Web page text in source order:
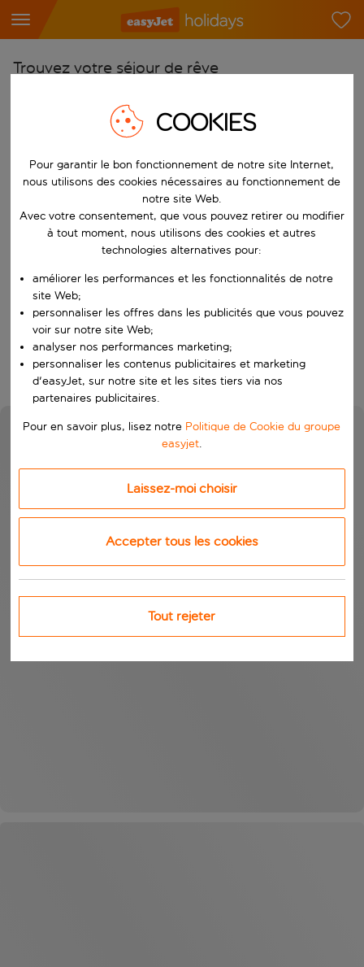
Trouvez votre séjour de rêve
Choisissez votre aéroport
Commencez à taper pour la saisie automatique. Lorsque les
Choisissez votre destination
Vers
Choisissez vos dates
Quand
Rechercher
COOKIES
Pour garantir le bon fonctionnement de notre site Internet,
nous utilisons des cookies nécessaires au fonctionnement de
notre site Web.
Avec votre consentement, que vous pouvez retirer ou modifier
à tout moment, nous utilisons des cookies et autres
technologies alternatives pour:
améliorer les performances et les fonctionnalités de notre
site Web;
personnaliser les offres dans les publicités que vous pouvez
voir sur notre site Web;
analyser nos performances marketing;
personnaliser les contenus publicitaires et marketing
d'easyJet, sur notre site et les sites tiers via nos
partenaires publicitaires.
Pour en savoir plus, lisez notre Politique de Cookie du groupe
easyjet.
Laissez-moi choisir
Accepter tous les cookies
Tout rejeter